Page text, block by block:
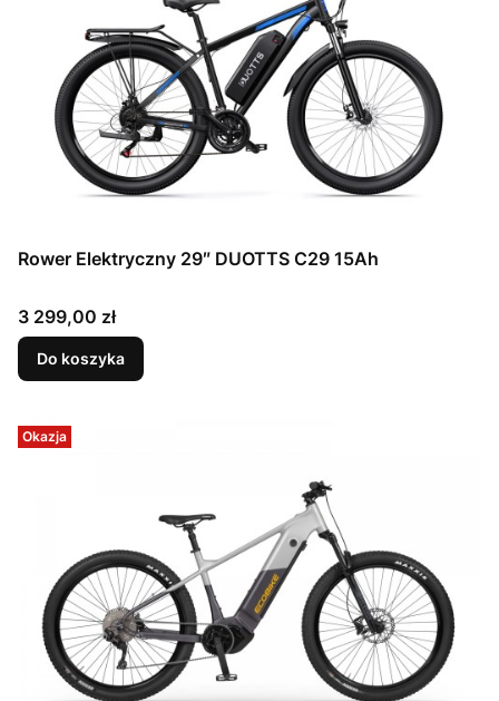
Rower Elektryczny 29″ DUOTTS C29 15Ah
Cena
3 299,00 zł
Do koszyka
Okazja